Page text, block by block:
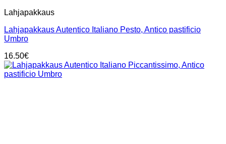
Lahjapakkaus
Lahjapakkaus Autentico Italiano Pesto, Antico pastificio
Umbro
16.50€